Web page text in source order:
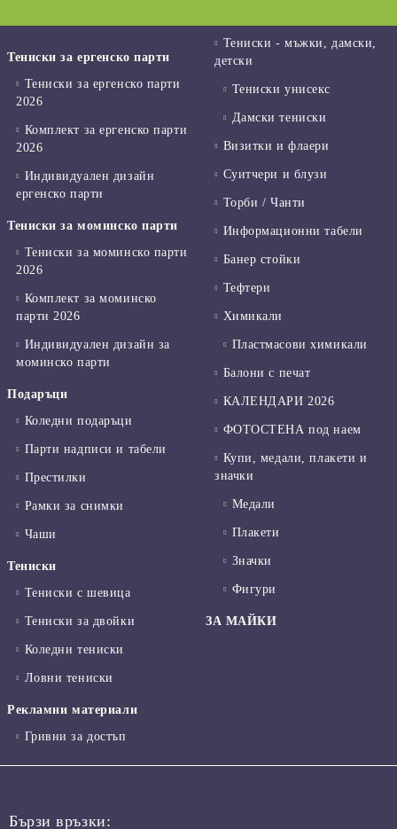
Тениски за ергенско парти
Тениски за ергенско парти
2026
Комплект за ергенско парти
2026
Индивидуален дизайн
ергенско парти
Тениски за моминско парти
Тениски за моминско парти
2026
Комплект за моминско
парти 2026
Индивидуален дизайн за
моминско парти
Подаръци
Коледни подаръци
Парти надписи и табели
Престилки
Рамки за снимки
Чаши
Тениски
Тениски с шевица
Тениски за двойки
Коледни тениски
Ловни тениски
Рекламни материали
Гривни за достъп
Тениски - мъжки, дамски,
детски
Тениски унисекс
Дамски тениски
Визитки и флаери
Суитчери и блузи
Торби / Чанти
Информационни табели
Банер стойки
Тефтери
Химикали
Пластмасови химикали
Балони с печат
КАЛЕНДАРИ 2026
ФОТОСТЕНА под наем
Купи, медали, плакети и
значки
Медали
Плакети
Значки
Фигури
ЗА МАЙКИ
Бързи връзки: